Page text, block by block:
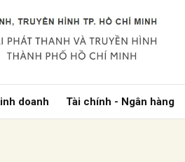
doanh Tài chính - Ngân hàng